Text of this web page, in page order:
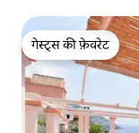
गेस्ट्स की फ़ेवरेट
गेस्ट्स की फ़ेवरेट